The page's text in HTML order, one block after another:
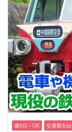
週5日～OK 交通費支給